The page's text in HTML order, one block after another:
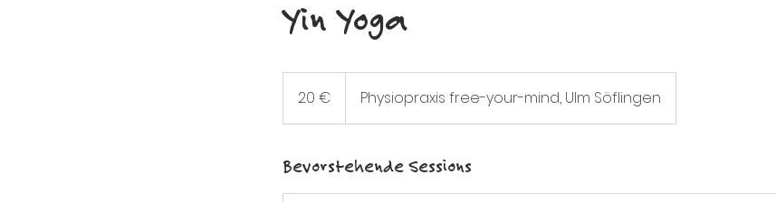
Yin Yoga
20 € Physiopraxis free-your-mind, Ulm Söflingen
Bevorstehende Sessions